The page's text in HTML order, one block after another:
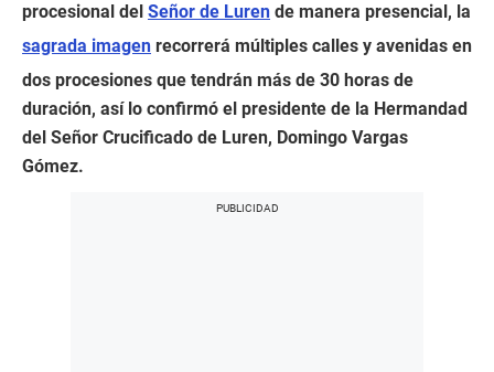
procesional del Señor de Luren de manera presencial, la
sagrada imagen recorrerá múltiples calles y avenidas en
dos procesiones que tendrán más de 30 horas de
duración, así lo confirmó el presidente de la Hermandad
del Señor Crucificado de Luren, Domingo Vargas
Gómez.